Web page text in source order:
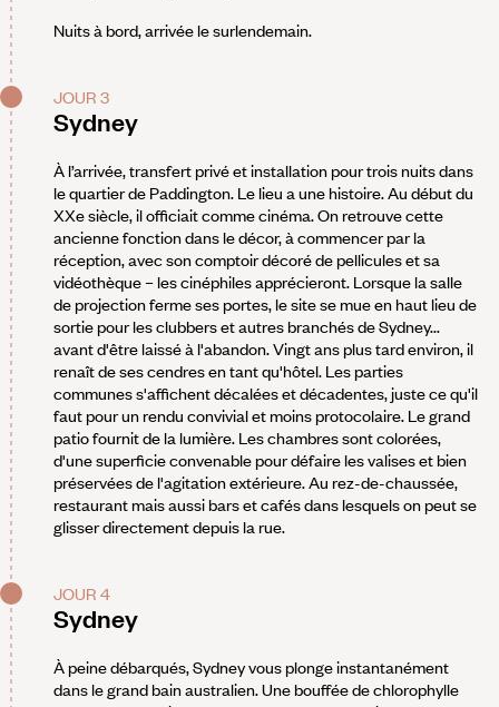
Nuits à bord, arrivée le surlendemain.
JOUR 3
Sydney
À l’arrivée, transfert privé et installation pour trois nuits dans
le quartier de Paddington. Le lieu a une histoire. Au début du
XXe siècle, il officiait comme cinéma. On retrouve cette
ancienne fonction dans le décor, à commencer par la
réception, avec son comptoir décoré de pellicules et sa
vidéothèque – les cinéphiles apprécieront. Lorsque la salle
de projection ferme ses portes, le site se mue en haut lieu de
sortie pour les clubbers et autres branchés de Sydney...
avant d'être laissé à l'abandon. Vingt ans plus tard environ, il
renaît de ses cendres en tant qu'hôtel. Les parties
communes s'affichent décalées et décadentes, juste ce qu'il
faut pour un rendu convivial et moins protocolaire. Le grand
patio fournit de la lumière. Les chambres sont colorées,
d'une superficie convenable pour défaire les valises et bien
préservées de l'agitation extérieure. Au rez-de-chaussée,
restaurant mais aussi bars et cafés dans lesquels on peut se
glisser directement depuis la rue.
JOUR 4
Sydney
À peine débarqués, Sydney vous plonge instantanément
dans le grand bain australien. Une bouffée de chlorophylle